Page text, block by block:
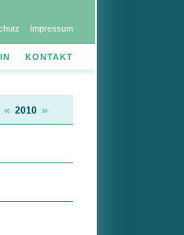
Impressum
KONTAKT
« 2010 »